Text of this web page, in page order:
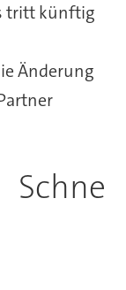
tritt künftig
Änderung
Schne